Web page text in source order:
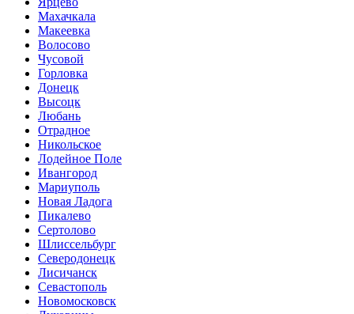
Махачкала
Макеевка
Волосово
Чусовой
Горловка
Донецк
Высоцк
Любань
Отрадное
Никольское
Лодейное Поле
Ивангород
Мариуполь
Новая Ладога
Пикалево
Сертолово
Шлиссельбург
Северодонецк
Лисичанск
Севастополь
Новомосковск